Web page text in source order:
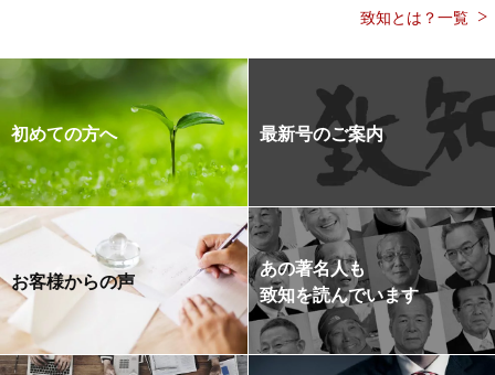
致知とは？一覧
初めての方へ 最新号のご案内
お客様からの声
あの著名人も
致知を読んでいます